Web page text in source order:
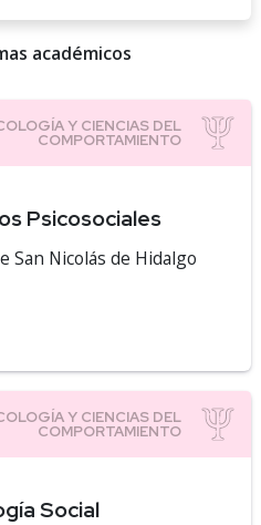
académicos
Psicosociales
San Nicolás de Hidalgo
Social